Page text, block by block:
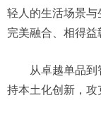
轻人的生活场景与
完美融合、相得益
从卓越单品
持本土化创新，攻